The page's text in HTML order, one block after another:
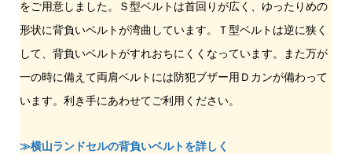
をご用意しました。Ｓ型ベルトは首回りが広く、ゆったりめの
形状に背負いベルトが湾曲しています。Ｔ型ベルトは逆に狭く
して、背負いベルトがすれおちにくくなっています。また万が
一の時に備えて両肩ベルトには防犯ブザー用Ｄカンが備わって
います。利き手にあわせてご利用ください。
≫横山ランドセルの背負いベルトを詳しく